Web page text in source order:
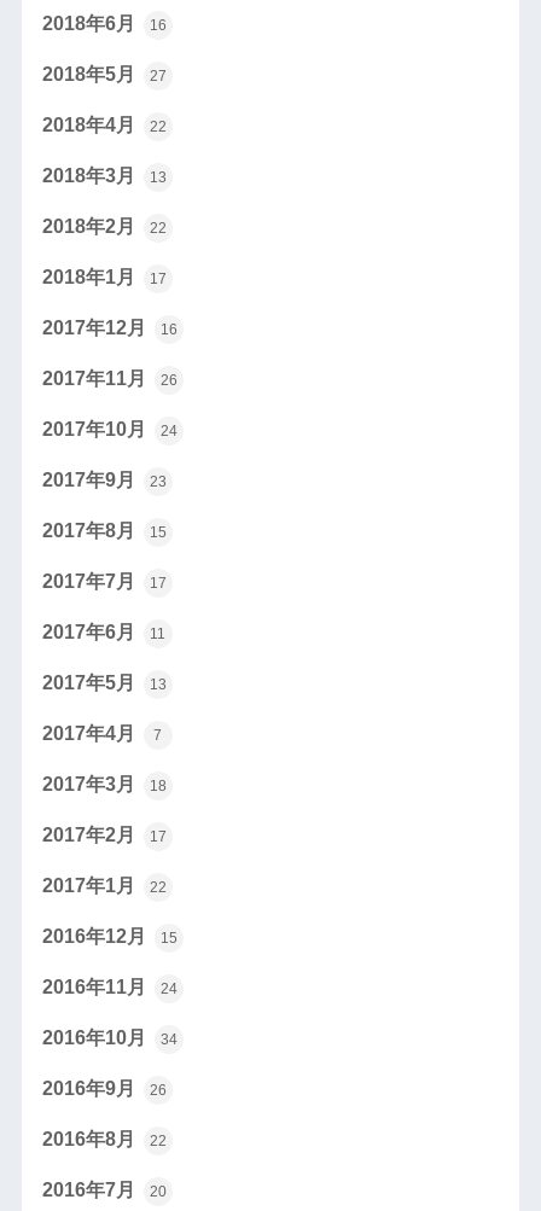
2018年6月 16
2018年5月 27
2018年4月 22
2018年3月 13
2018年2月 22
2018年1月 17
2017年12月 16
2017年11月 26
2017年10月 24
2017年9月 23
2017年8月 15
2017年7月 17
2017年6月 11
2017年5月 13
2017年4月 7
2017年3月 18
2017年2月 17
2017年1月 22
2016年12月 15
2016年11月 24
2016年10月 34
2016年9月 26
2016年8月 22
2016年7月 20